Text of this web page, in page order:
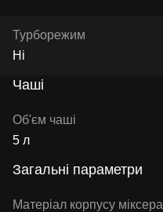
Турборежим
Ні
Чаші
Об'єм чаші
5 л
Загальні параметри
Матеріал корпусу міксера